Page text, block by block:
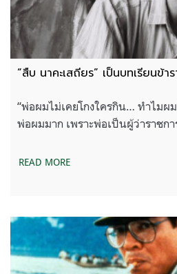
“สืบ นาคะเสถียร” เป็นบทเรียนข้
“พ่อผมไม่เคยโกงใครกิน… ทำไมผ
พ่อผมมาก เพราะพ่อเป็นผู้ว่าราชก
READ MORE